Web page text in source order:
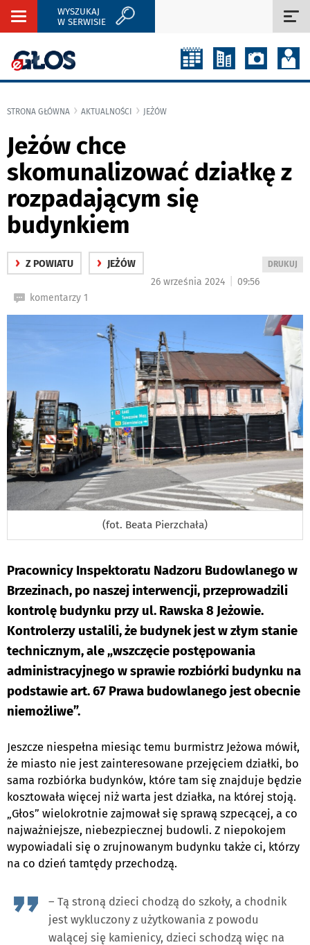
Rozwiń
WYSZUKAJ
W SERWISIE
STRONA GŁÓWNA AKTUALNOŚCI JEŻÓW
Jeżów chce
skomunalizować działkę z
rozpadającym się
budynkiem
› Z POWIATU › JEŻÓW
WYDRUKUJ
DRUKUJ
26 września 2024
09:56
komentarzy 1
(fot. Beata Pierzchała)
Pracownicy Inspektoratu Nadzoru Budowlanego w
Brzezinach, po naszej interwencji, przeprowadzili
kontrolę budynku przy ul. Rawska 8 Jeżowie.
Kontrolerzy ustalili, że budynek jest w złym stanie
technicznym, ale „wszczęcie postępowania
administracyjnego w sprawie rozbiórki budynku na
podstawie art. 67 Prawa budowlanego jest obecnie
niemożliwe”.
Jeszcze niespełna miesiąc temu burmistrz Jeżowa mówił,
że miasto nie jest zainteresowane przejęciem działki, bo
sama rozbiórka budynków, które tam się znajduje będzie
kosztowała więcej niż warta jest działka, na której stoją.
„Głos” wielokrotnie zajmował się sprawą szpecącej, a co
najważniejsze, niebezpiecznej budowli. Z niepokojem
wypowiadali się o zrujnowanym budynku także ci, którzy
na co dzień tamtędy przechodzą.
– Tą stroną dzieci chodzą do szkoły, a chodnik
jest wykluczony z użytkowania z powodu
walącej się kamienicy, dzieci schodzą więc na